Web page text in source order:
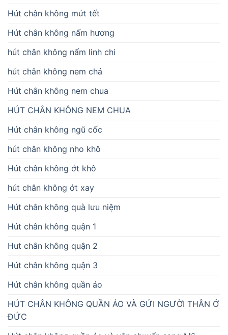
Hút chân không mứt tết
Hút chân không nấm hương
hút chân không nấm linh chi
hút chân không nem chả
Hút chân không nem chua
HÚT CHÂN KHÔNG NEM CHUA
Hút chân không ngũ cốc
hút chân không nho khô
Hút chân không ớt khô
hút chân không ớt xay
Hút chân không quà lưu niệm
Hút chân không quận 1
Hut chân không quận 2
Hút chân không quận 3
Hút chân không quần áo
HÚT CHÂN KHÔNG QUẦN ÁO VÀ GỬI NGƯỜI THÂN Ở
ĐỨC